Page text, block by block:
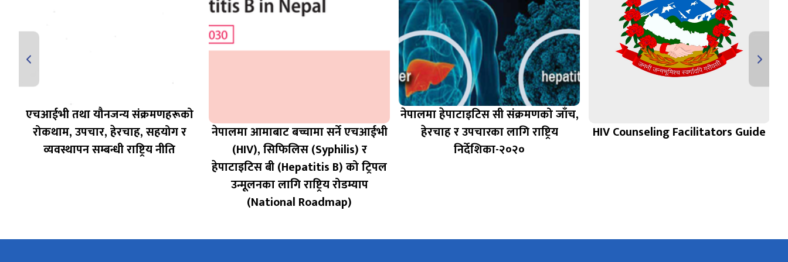
एचआईभी तथा यौनजन्य संक्रमणहरूको
रोकथाम, उपचार, हेरचाह, सहयोग र
व्यवस्थापन सम्बन्धी राष्ट्रिय नीति
नेपालमा आमाबाट बच्चामा सर्ने एचआईभी
(HIV), सिफिलिस (Syphilis) र
हेपाटाइटिस बी (Hepatitis B) को ट्रिपल
उन्मूलनका लागि राष्ट्रिय रोडम्याप
(National Roadmap)
नेपालमा हेपाटाइटिस सी संक्रमणको जाँच,
हेरचाह र उपचारका लागि राष्ट्रिय
निर्देशिका-२०२०
HIV Counseling Facilitators Guide